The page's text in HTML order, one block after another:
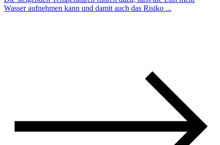
Wasser aufnehmen kann und damit auch das Risiko ...